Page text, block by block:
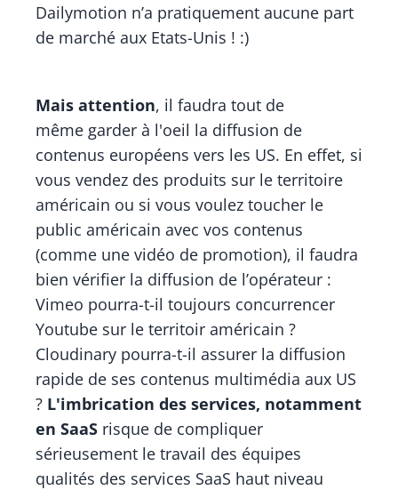
Dailymotion n’a pratiquement aucune part
de marché aux Etats-Unis ! :)
Mais attention, il faudra tout de
même garder à l'oeil la diffusion de
contenus européens vers les US. En effet, si
vous vendez des produits sur le territoire
américain ou si vous voulez toucher le
public américain avec vos contenus
(comme une vidéo de promotion), il faudra
bien vérifier la diffusion de l’opérateur :
Vimeo pourra-t-il toujours concurrencer
Youtube sur le territoir américain ?
Cloudinary pourra-t-il assurer la diffusion
rapide de ses contenus multimédia aux US
? L'imbrication des services, notamment
en SaaS risque de compliquer
sérieusement le travail des équipes
qualités des services SaaS haut niveau